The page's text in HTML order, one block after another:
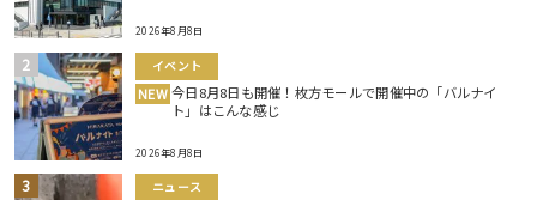
2026年8月8日
イベント
NEW 今日8月8日も開催！枚方モールで開催中の「バルナイ
ト」はこんな感じ
2026年8月8日
ニュース